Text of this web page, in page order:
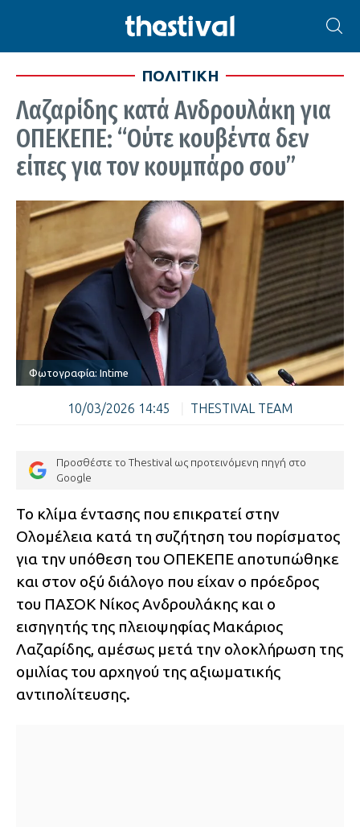
ΠΟΛΙΤΙΚΗ
Λαζαρίδης κατά Ανδρουλάκη για
ΟΠΕΚΕΠΕ: “Ούτε κουβέντα δεν
είπες για τον κουμπάρο σου”
Φωτογραφία: Intime
10/03/2026 14:45 THESTIVAL TEAM
Προσθέστε το Thestival ως προτεινόμενη πηγή στο
Google
Το κλίμα έντασης που επικρατεί στην
Ολομέλεια κατά τη συζήτηση του πορίσματος
για την υπόθεση του ΟΠΕΚΕΠΕ αποτυπώθηκε
και στον οξύ διάλογο που είχαν ο πρόεδρος
του ΠΑΣΟΚ Νίκος Ανδρουλάκης και ο
εισηγητής της πλειοψηφίας Μακάριος
Λαζαρίδης, αμέσως μετά την ολοκλήρωση της
ομιλίας του αρχηγού της αξιωματικής
αντιπολίτευσης.